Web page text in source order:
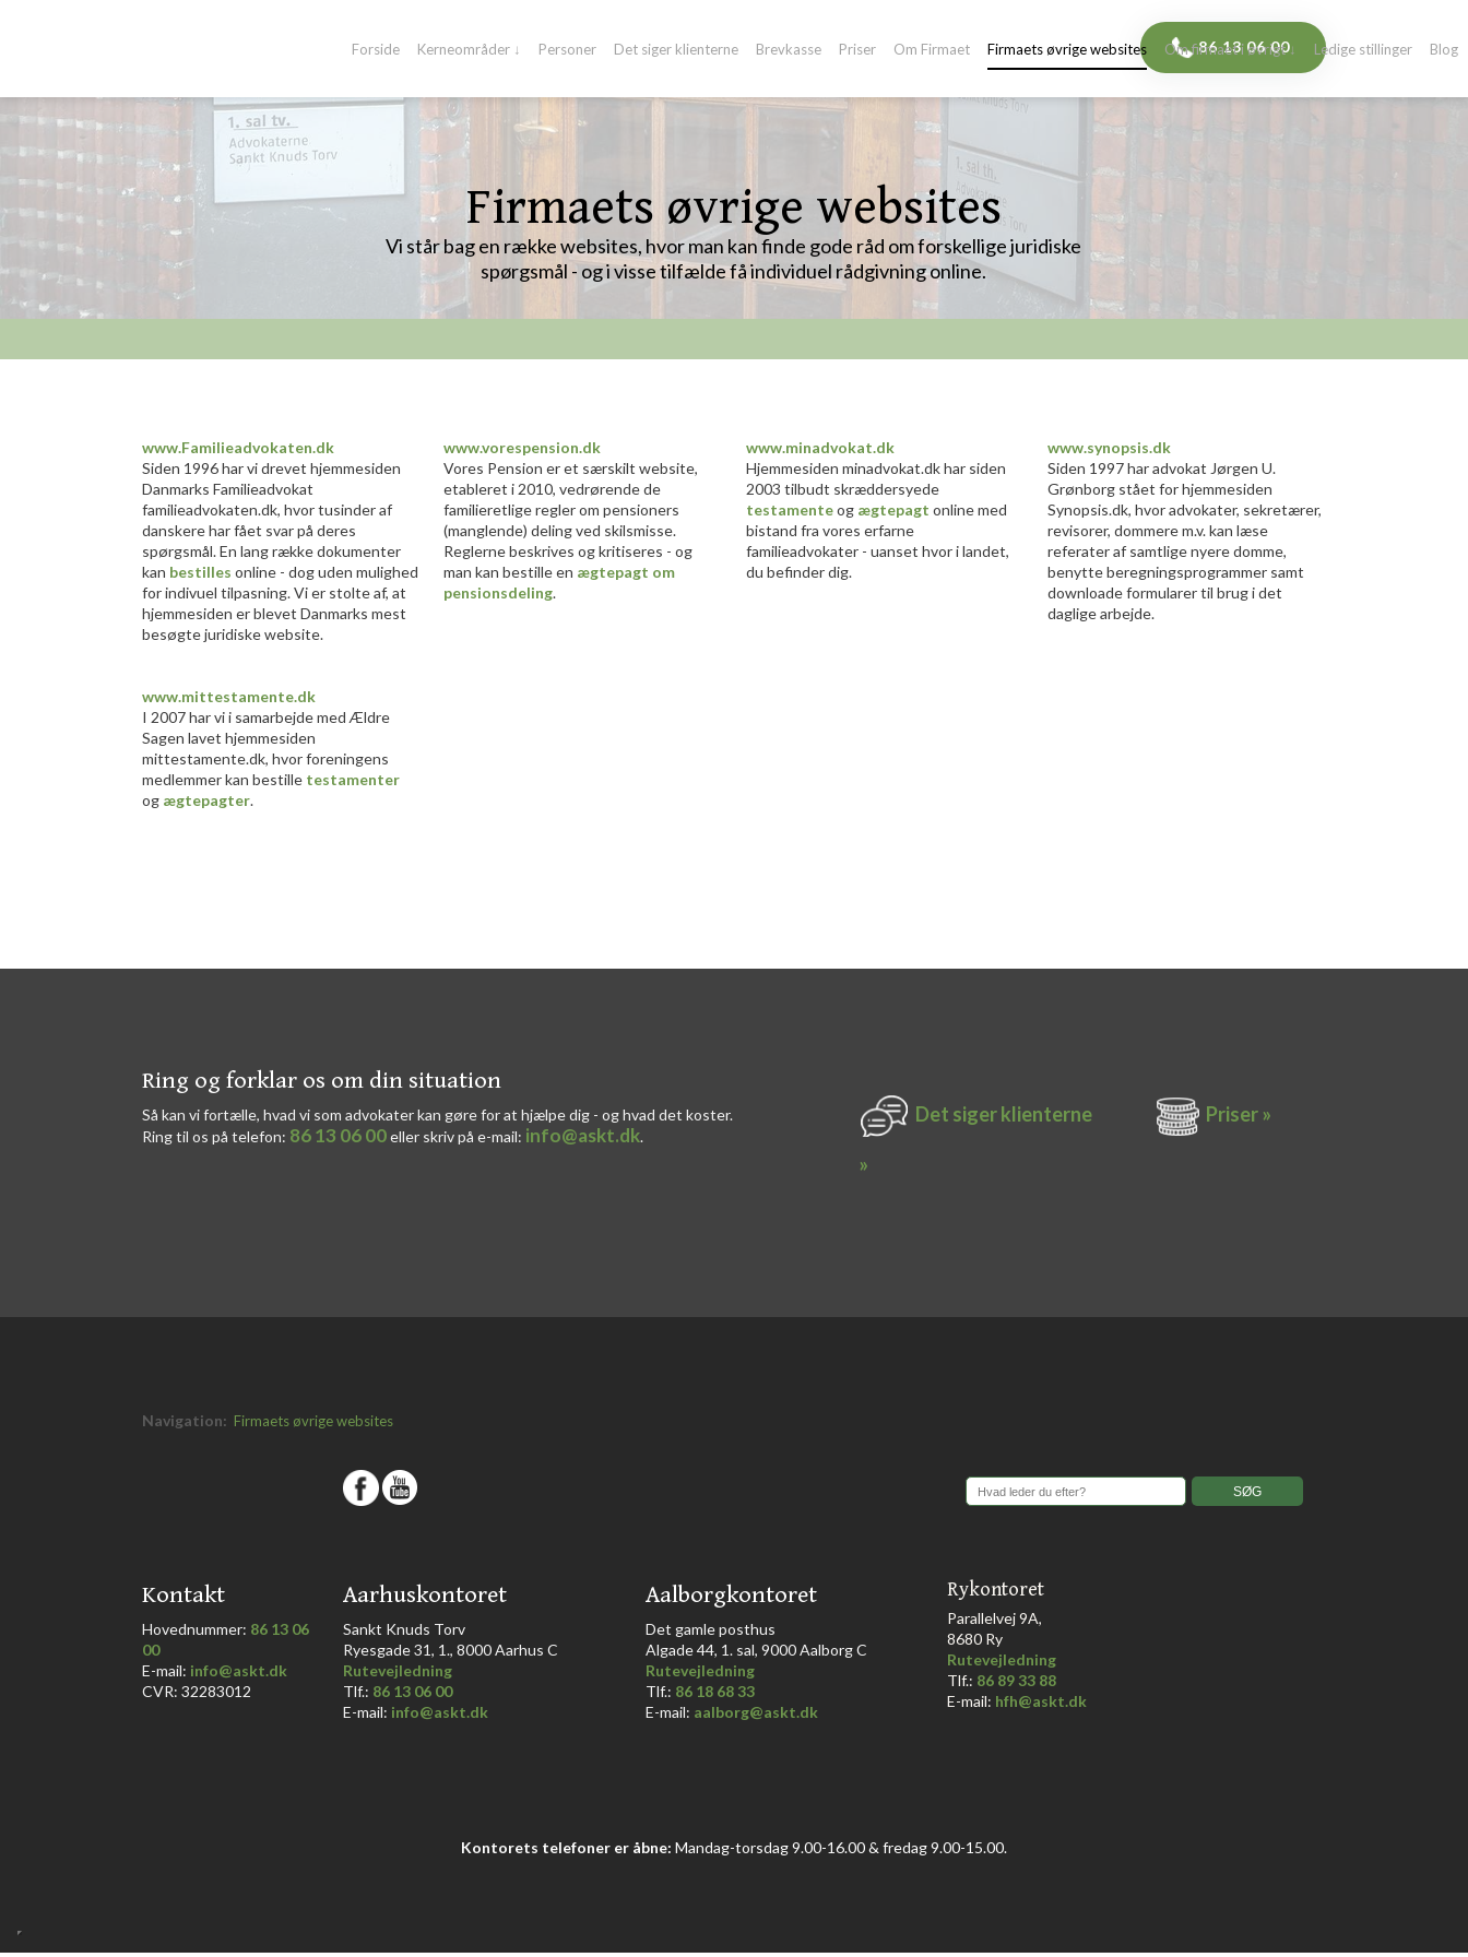
Forside Kerneområder ↓ Personer Det siger klienterne Brevkasse Priser Om Firmaet Firmaets øvrige websites Om firmaet i øvrigt ↓ Ledige stillinger Blog
​86 13 06 00​
Firmaets øvrige websites
Vi står bag en række websites, hvor man kan finde gode råd om forskellige juridiske
spørgsmål - og i visse tilfælde få individuel rådgivning online.​
www.Familieadvokaten.dk
​Siden 1996 har vi drevet hjemmesiden
Danmarks Familieadvokat
familieadvokaten.dk, hvor tusinder af
danskere har fået svar på deres
spørgsmål. En lang række dokumenter
kan bestilles online - dog uden mulighed
for indivuel tilpasning. Vi er stolte af, at
hjemmesiden er blevet Danmarks mest
besøgte juridiske website.​
www.vorespension.dk
Vores Pension er et særskilt website,
etableret i 2010, vedrørende de
familieretlige regler om pensioners
(manglende) deling ved skilsmisse.
Reglerne beskrives og kritiseres - og
man kan bestille en ægtepagt om
pensionsdeling.​
www.minadvokat.dk
Hjemmesiden minadvokat.dk har siden
2003 tilbudt skræddersyede
testamenteog ægtepagt online med
bistand fra vores erfarne
familieadvokater - uanset hvor i landet,
du befinder dig.​
www.synopsis.dk
Siden 1997 har advokat Jørgen U.
Grønborg stået for hjemmesiden
Synopsis.dk, hvor advokater, sekretærer,
revisorer, dommere m.v. kan læse
referater af samtlige nyere domme,
benytte beregningsprogrammer samt
downloade formularer til brug i det
daglige arbejde.​
www.mittestamente.dk
I 2007 har vi i samarbejde med Ældre
Sagen lavet hjemmesiden
mittestamente.dk, hvor foreningens
medlemmer kan bestille testamenter
og ægtepagter.
​​Ring og forklar os om din situation
Så kan vi fortælle, hvad vi som advokater kan gøre for at hjælpe dig - og hvad det koster.
Ring til os på telefon: 86 13 06 00eller skriv på e-mail: info@askt.dk​.​
Det siger k​lienterne​
»
Priser »
Navigation: Firmaets øvrige websites
​
​Kontakt
Hovednummer: 86 13 06
00
​E-mail: info@askt.dk
CVR: 32283012
​Aarhuskontoret
​Sankt Knuds Torv
Ryesgade 31, 1., 8000 Aarhus C​​​
Rutevejledning
​Tlf.: 86 13 06 00
E-mail: info@askt.dk
Aalborgkontoret
​Det gamle posthus
Algade 44, 1. sal, 9000 Aalborg C​
Rutevejledning
Tlf.: 86 18 68 33​
E-mail: aalborg@askt.dk​
Rykontoret
Parallelvej 9A,
8680 Ry
Rutevejledning
Tlf.: 86 89 33 88
E-mail: hfh@askt.dk
Kontorets telefoner er åbne: Mandag-torsdag 9.00-16.00 & fredag 9.00-15.00.